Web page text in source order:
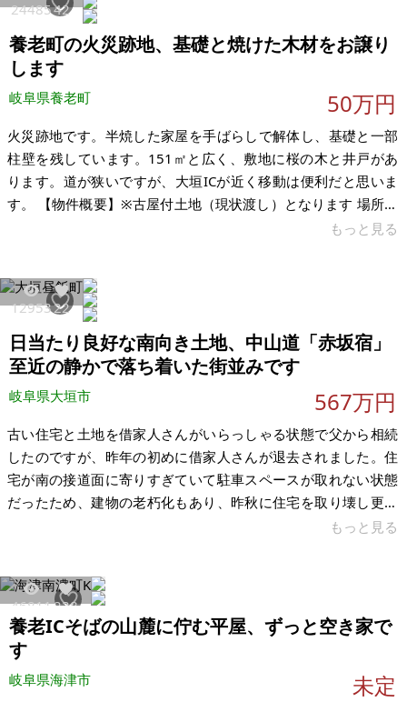
2448542
養老町の火災跡地、基礎と焼けた木材をお譲り
します
岐阜県養老町 50万円
火災跡地です。半焼した家屋を手ばらしで解体し、基礎と一部
柱壁を残しています。151㎡と広く、敷地に桜の木と井戸があ
ります。道が狭いですが、大垣ICが近く移動は便利だと思いま
す。 【物件概要】※古屋付土地（現状渡し）となります 場所：
岐阜県養老郡養老町船附 土地：151㎡ 建物：不明 構造：木造
もっと見る
1295322
日当たり良好な南向き土地、中山道「赤坂宿」
至近の静かで落ち着いた街並みです
岐阜県大垣市 567万円
古い住宅と土地を借家人さんがいらっしゃる状態で父から相続
したのですが、昨年の初めに借家人さんが退去されました。住
宅が南の接道面に寄りすぎていて駐車スペースが取れない状態
だったため、建物の老朽化もあり、昨秋に住宅を取り壊し更地
にいたしました。私がすでに東京に生活基盤を築いてしまって
おりません。ご一報いただければ詳しい住所をお伝えいたしま
すので、ご自由にご検分いただければと思います。 閑静な住宅
街にある長方形の更地です。南側で公道に接道しています。近
くには鉄道遺産であり現役の駅でも
もっと見る
46811238
養老ICそばの山麓に佇む平屋、ずっと空き家で
す
岐阜県海津市 未定